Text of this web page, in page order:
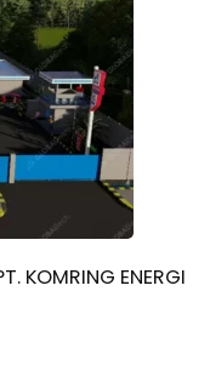
KOMRING ENERGI